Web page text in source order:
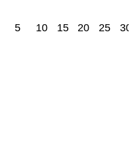
5 10 15 20 25 30